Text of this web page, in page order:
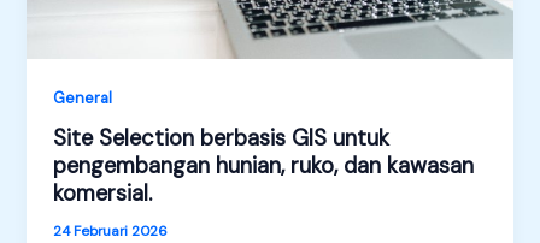
General
Site Selection berbasis GIS untuk
pengembangan hunian, ruko, dan kawasan
komersial.
24 Februari 2026